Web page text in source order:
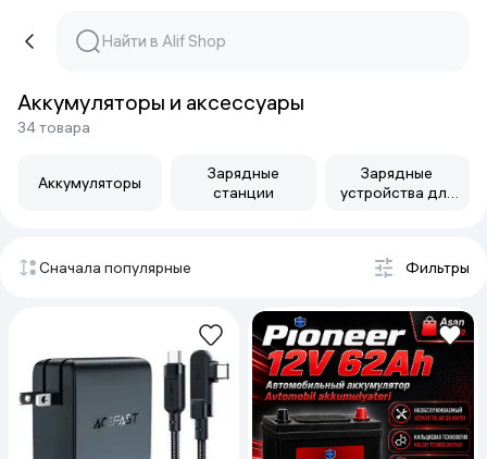
Аккумуляторы и аксессуары
34 товара
Аккумуляторы
Зарядные
станции
Зарядные
устройства для
Сначала популярные Фильтры